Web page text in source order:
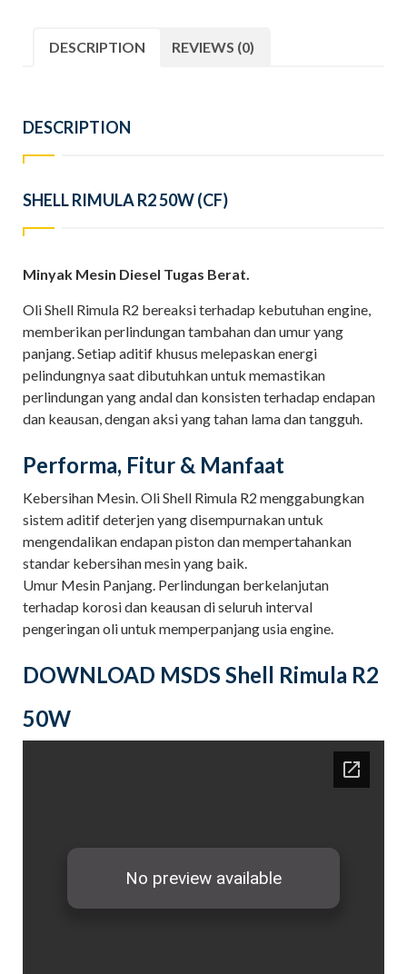
DESCRIPTION REVIEWS (0)
DESCRIPTION
SHELL RIMULA R2 50W (CF)
Minyak Mesin Diesel Tugas Berat.
Oli Shell Rimula R2 bereaksi terhadap kebutuhan engine,
memberikan perlindungan tambahan dan umur yang
panjang. Setiap aditif khusus melepaskan energi
pelindungnya saat dibutuhkan untuk memastikan
perlindungan yang andal dan konsisten terhadap endapan
dan keausan, dengan aksi yang tahan lama dan tangguh.
Performa, Fitur & Manfaat
Kebersihan Mesin. Oli Shell Rimula R2 menggabungkan
sistem aditif deterjen yang disempurnakan untuk
mengendalikan endapan piston dan mempertahankan
standar kebersihan mesin yang baik.
Umur Mesin Panjang. Perlindungan berkelanjutan
terhadap korosi dan keausan di seluruh interval
pengeringan oli untuk memperpanjang usia engine.
DOWNLOAD MSDS Shell Rimula R2
50W